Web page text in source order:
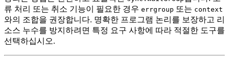
류 처리 또는 취소 기능이 필요한 경우 errgroup 또는 context
와의 조합을 권장합니다. 명확한 프로그램 논리를 보장하고 리
소스 누수를 방지하려면 특정 요구 사항에 따라 적절한 도구를
선택하십시오.